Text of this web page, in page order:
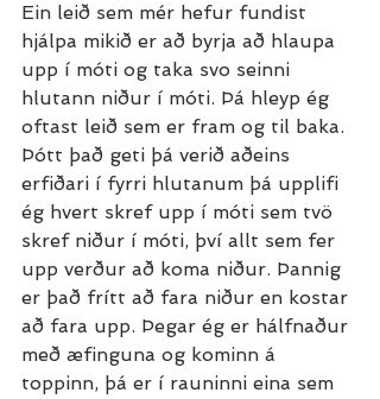
Ein leið sem mér hefur fundist
hjálpa mikið er að byrja að hlaupa
upp í móti og taka svo seinni
hlutann niður í móti. Þá hleyp ég
oftast leið sem er fram og til baka.
Þótt það geti þá verið aðeins
erfiðari í fyrri hlutanum þá upplifi
ég hvert skref upp í móti sem tvö
skref niður í móti, því allt sem fer
upp verður að koma niður. Þannig
er það frítt að fara niður en kostar
að fara upp. Þegar ég er hálfnaður
með æfinguna og kominn á
toppinn, þá er í rauninni eina sem